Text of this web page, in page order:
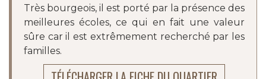
Très bourgeois, il est porté par la présence des
meilleures écoles, ce qui en fait une valeur
sûre car il est extrêmement recherché par les
familles.